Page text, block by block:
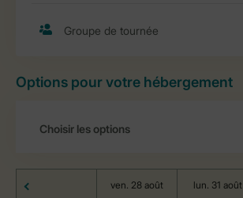
Options pour votre hébergement
ven. 28 août lun. 31 août